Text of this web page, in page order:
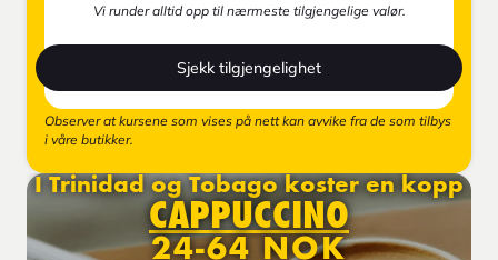
Vi runder alltid opp til nærmeste tilgjengelige valør.
Sjekk tilgjengelighet
Observer at kursene som vises på nett kan avvike fra de som tilbys
i våre butikker.
I Trinidad og Tobago koster en kopp
CAPPUCCINO
24-64 NOK